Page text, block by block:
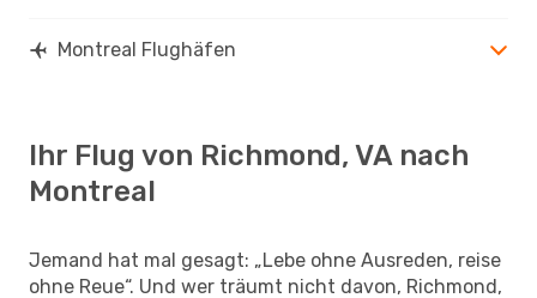
Montreal Flughäfen
Ihr Flug von Richmond, VA nach
Montreal
Jemand hat mal gesagt: „Lebe ohne Ausreden, reise
ohne Reue“. Und wer träumt nicht davon, Richmond,